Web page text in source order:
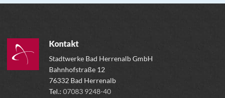
Kontakt
Stadtwerke Bad Herrenalb GmbH
Bahnhofstraße 12
76332 Bad Herrenalb
Tel.: 07083 9248-40